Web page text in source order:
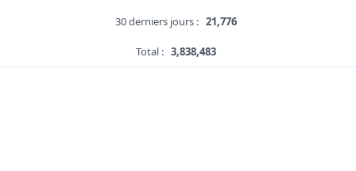
30 derniers jours : 21,776
Total : 3,838,483